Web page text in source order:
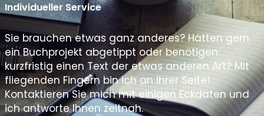
Individueller Service
Sie brauchen etwas ganz anderes? Hätten gern
ein Buchprojekt abgetippt oder benötigen
kurzfristig einen Text der etwas anderen Art? Mit
fliegenden Fingern bin ich an Ihrer Seite!
Kontaktieren Sie mich mit einigen Eckdaten und
ich antworte Ihnen zeitnah.